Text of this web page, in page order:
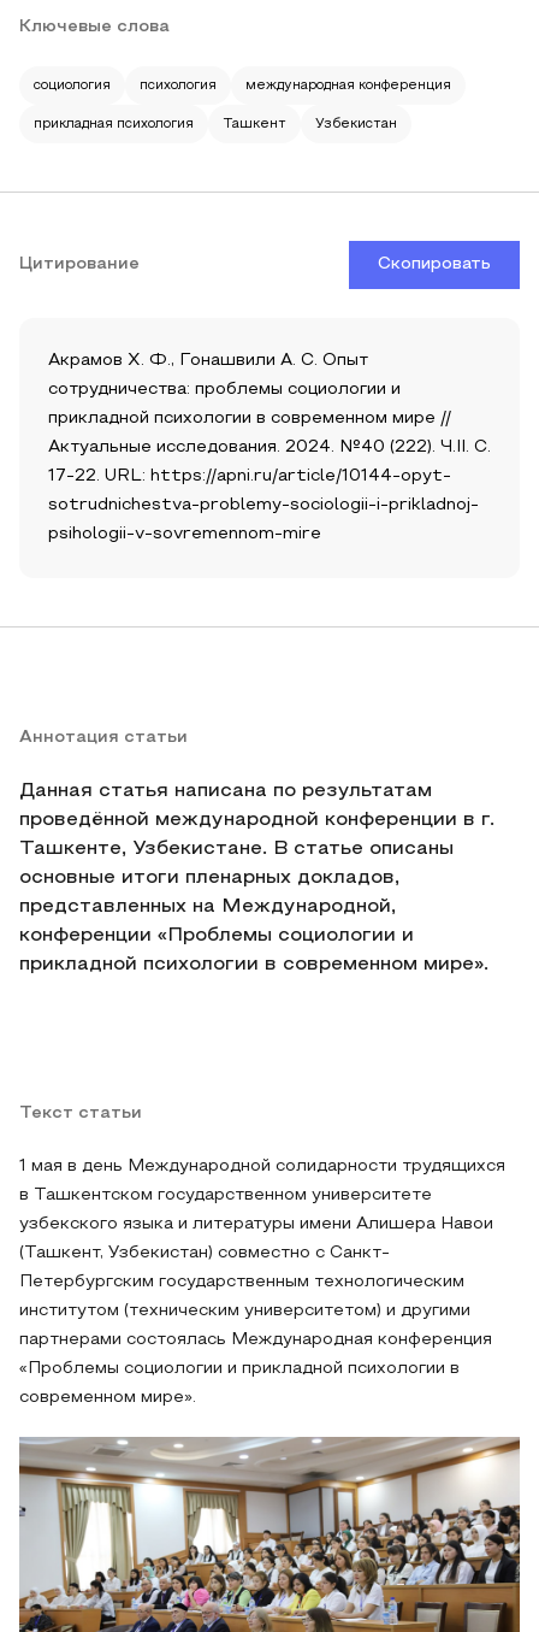
Ключевые слова
социология психология международная конференция
прикладная психология Ташкент Узбекистан
Цитирование Скопировать
Акрамов Х. Ф., Гонашвили А. С. Опыт
сотрудничества: проблемы социологии и
прикладной психологии в современном мире //
Актуальные исследования. 2024. №40 (222). Ч.II. С.
17-22. URL: https://apni.ru/article/10144-opyt-
sotrudnichestva-problemy-sociologii-i-prikladnoj-
psihologii-v-sovremennom-mire
Аннотация статьи
Данная статья написана по результатам
проведённой международной конференции в г.
Ташкенте, Узбекистане. В статье описаны
основные итоги пленарных докладов,
представленных на Международной,
конференции «Проблемы социологии и
прикладной психологии в современном мире».
Текст статьи
1 мая в день Международной солидарности трудящихся
в Ташкентском государственном университете
узбекского языка и литературы имени Алишера Навои
(Ташкент, Узбекистан) совместно с Санкт-
Петербургским государственным технологическим
институтом (техническим университетом) и другими
партнерами состоялась Международная конференция
«Проблемы социологии и прикладной психологии в
современном мире».